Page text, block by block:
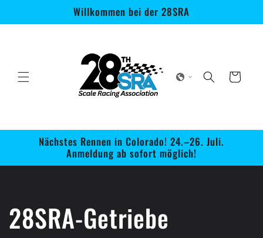
Inhalt
Willkommen bei der 28SRA
Warenkorb
Nächstes Rennen in Colorado! 24.–26. Juli.
Anmeldung ab sofort möglich!
28SRA-Getriebe